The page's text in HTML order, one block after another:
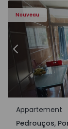
Nouveau
Appartement
Précédent
Pedrouços,
Appartement
Pedrouços,